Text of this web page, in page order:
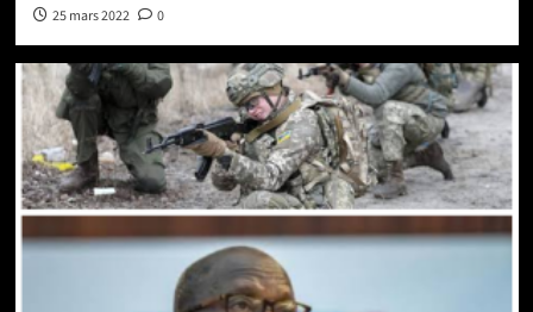
25 mars 2022 0